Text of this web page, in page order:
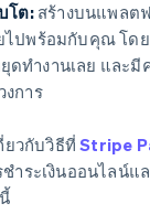
โต:สร้างบนแพลต
ไปพร้อมกับคุณ โดย
ทำงานเลย และมี
การ
ยวกับวิธีที่Stripe
ำระเงินออนไลน์แ
ษฮ่องกง ประเทศจีน